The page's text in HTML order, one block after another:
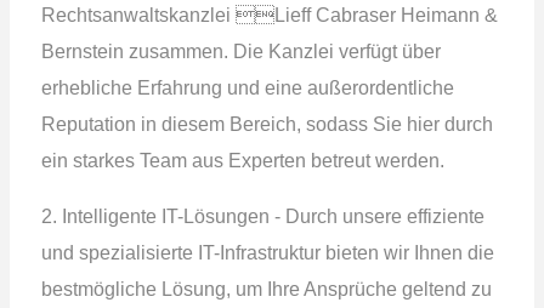
Rechtsanwaltskanzlei Lieff Cabraser Heimann &
Bernstein zusammen. Die Kanzlei verfügt über
erhebliche Erfahrung und eine außerordentliche
Reputation in diesem Bereich, sodass Sie hier durch
ein starkes Team aus Experten betreut werden.
2. Intelligente IT-Lösungen - Durch unsere effiziente
und spezialisierte IT-Infrastruktur bieten wir Ihnen die
bestmögliche Lösung, um Ihre Ansprüche geltend zu